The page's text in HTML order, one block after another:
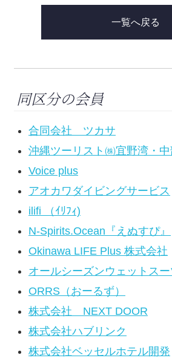
一覧へ戻る
同区分の会員
合同会社 ツカサ
沖縄ツーリスト㈱宜野湾・
Voice plus
アオカワダイビングサービス
ilifi （ｲﾘﾌｨ)
N-Spirits.Ocean『えぬすぴ』
Okinawa LIFE Plus 株式会社
オールシーズンウェットスー
ORRS（おーるず）
株式会社 NEXT DOOR
株式会社ハブリンク
株式会社ベッセルホテル開発